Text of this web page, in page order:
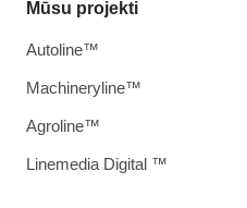
Mūsu projekti
Autoline™
Machineryline™
Agroline™
Linemedia Digital ™